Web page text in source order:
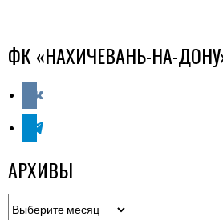
ФК «НАХИЧЕВАНЬ-НА-
telegram
АРХИВЫ